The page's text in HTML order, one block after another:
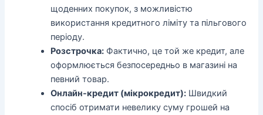
щоденних покупок, з можливістю
використання кредитного ліміту та пільгового
періоду.
Розстрочка: Фактично, це той же кредит, але
оформлюється безпосередньо в магазині на
певний товар.
Онлайн-кредит (мікрокредит): Швидкий
спосіб отримати невелику суму грошей на